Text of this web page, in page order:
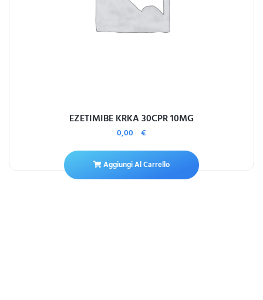
EZETIMIBE KRKA 30CPR 10MG
0,00 €
Aggiungi Al Carrello